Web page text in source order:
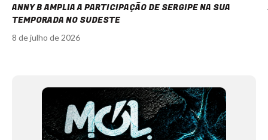
ANNY B AMPLIA A PARTICIPAÇÃO DE SERGIPE NA SUA
TEMPORADA NO SUDESTE
8 de julho de 2026